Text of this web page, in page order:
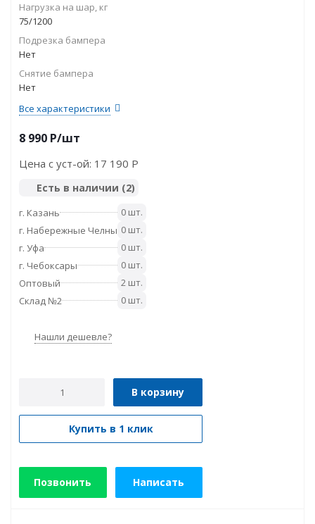
Нагрузка на шар, кг
75/1200
Подрезка бампера
Нет
Снятие бампера
Нет
Все характеристики
8 990 P/шт
Цена с уст-ой: 17 190 P
Есть в наличии (2)
г. Казань
0 шт.
г. Набережные Челны 0 шт.
г. Уфа
0 шт.
г. Чебоксары
0 шт.
Оптовый
2 шт.
Склад №2
0 шт.
Нашли дешевле?
В корзину
Купить в 1 клик
Позвонить Написать